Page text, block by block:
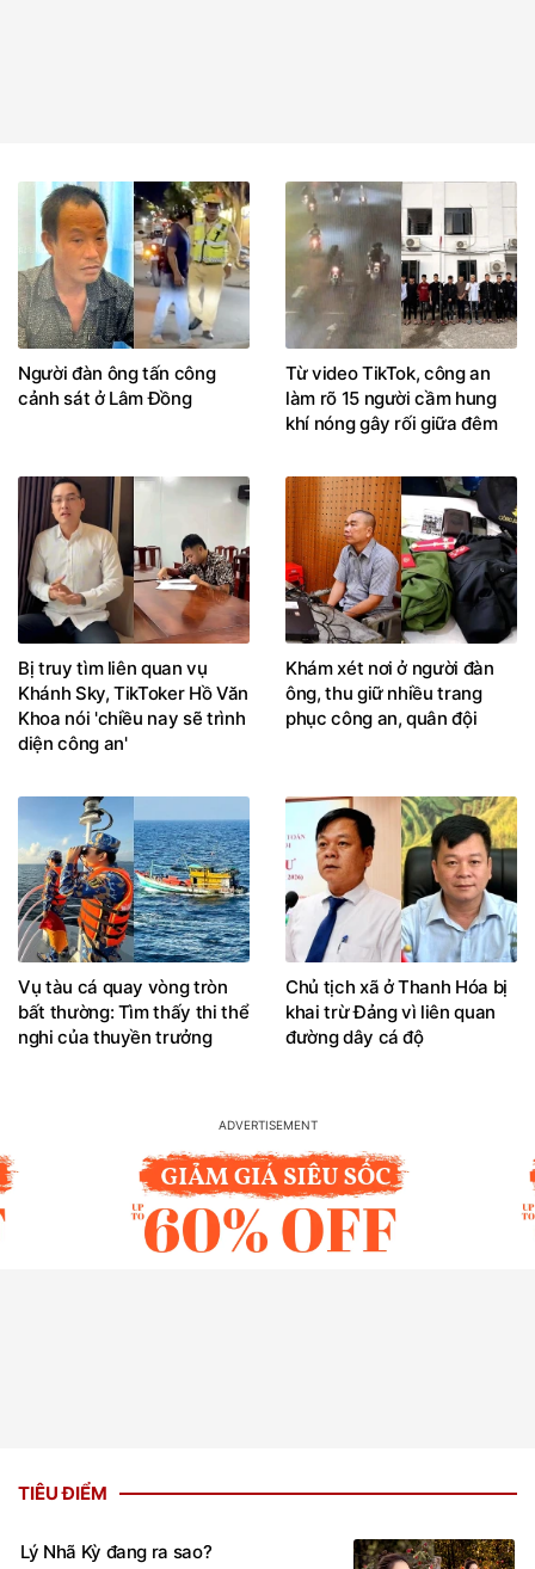
Người đàn ông tấn công
cảnh sát ở Lâm Đồng
Từ video TikTok, công an
làm rõ 15 người cầm hung
khí nóng gây rối giữa đêm
Bị truy tìm liên quan vụ
Khánh Sky, TikToker Hồ Văn
Khoa nói 'chiều nay sẽ trình
diện công an'
Khám xét nơi ở người đàn
ông, thu giữ nhiều trang
phục công an, quân đội
Vụ tàu cá quay vòng tròn
bất thường: Tìm thấy thi thể
nghi của thuyền trưởng
Chủ tịch xã ở Thanh Hóa bị
khai trừ Đảng vì liên quan
đường dây cá độ
TIÊU ĐIỂM
Lý Nhã Kỳ đang ra sao?